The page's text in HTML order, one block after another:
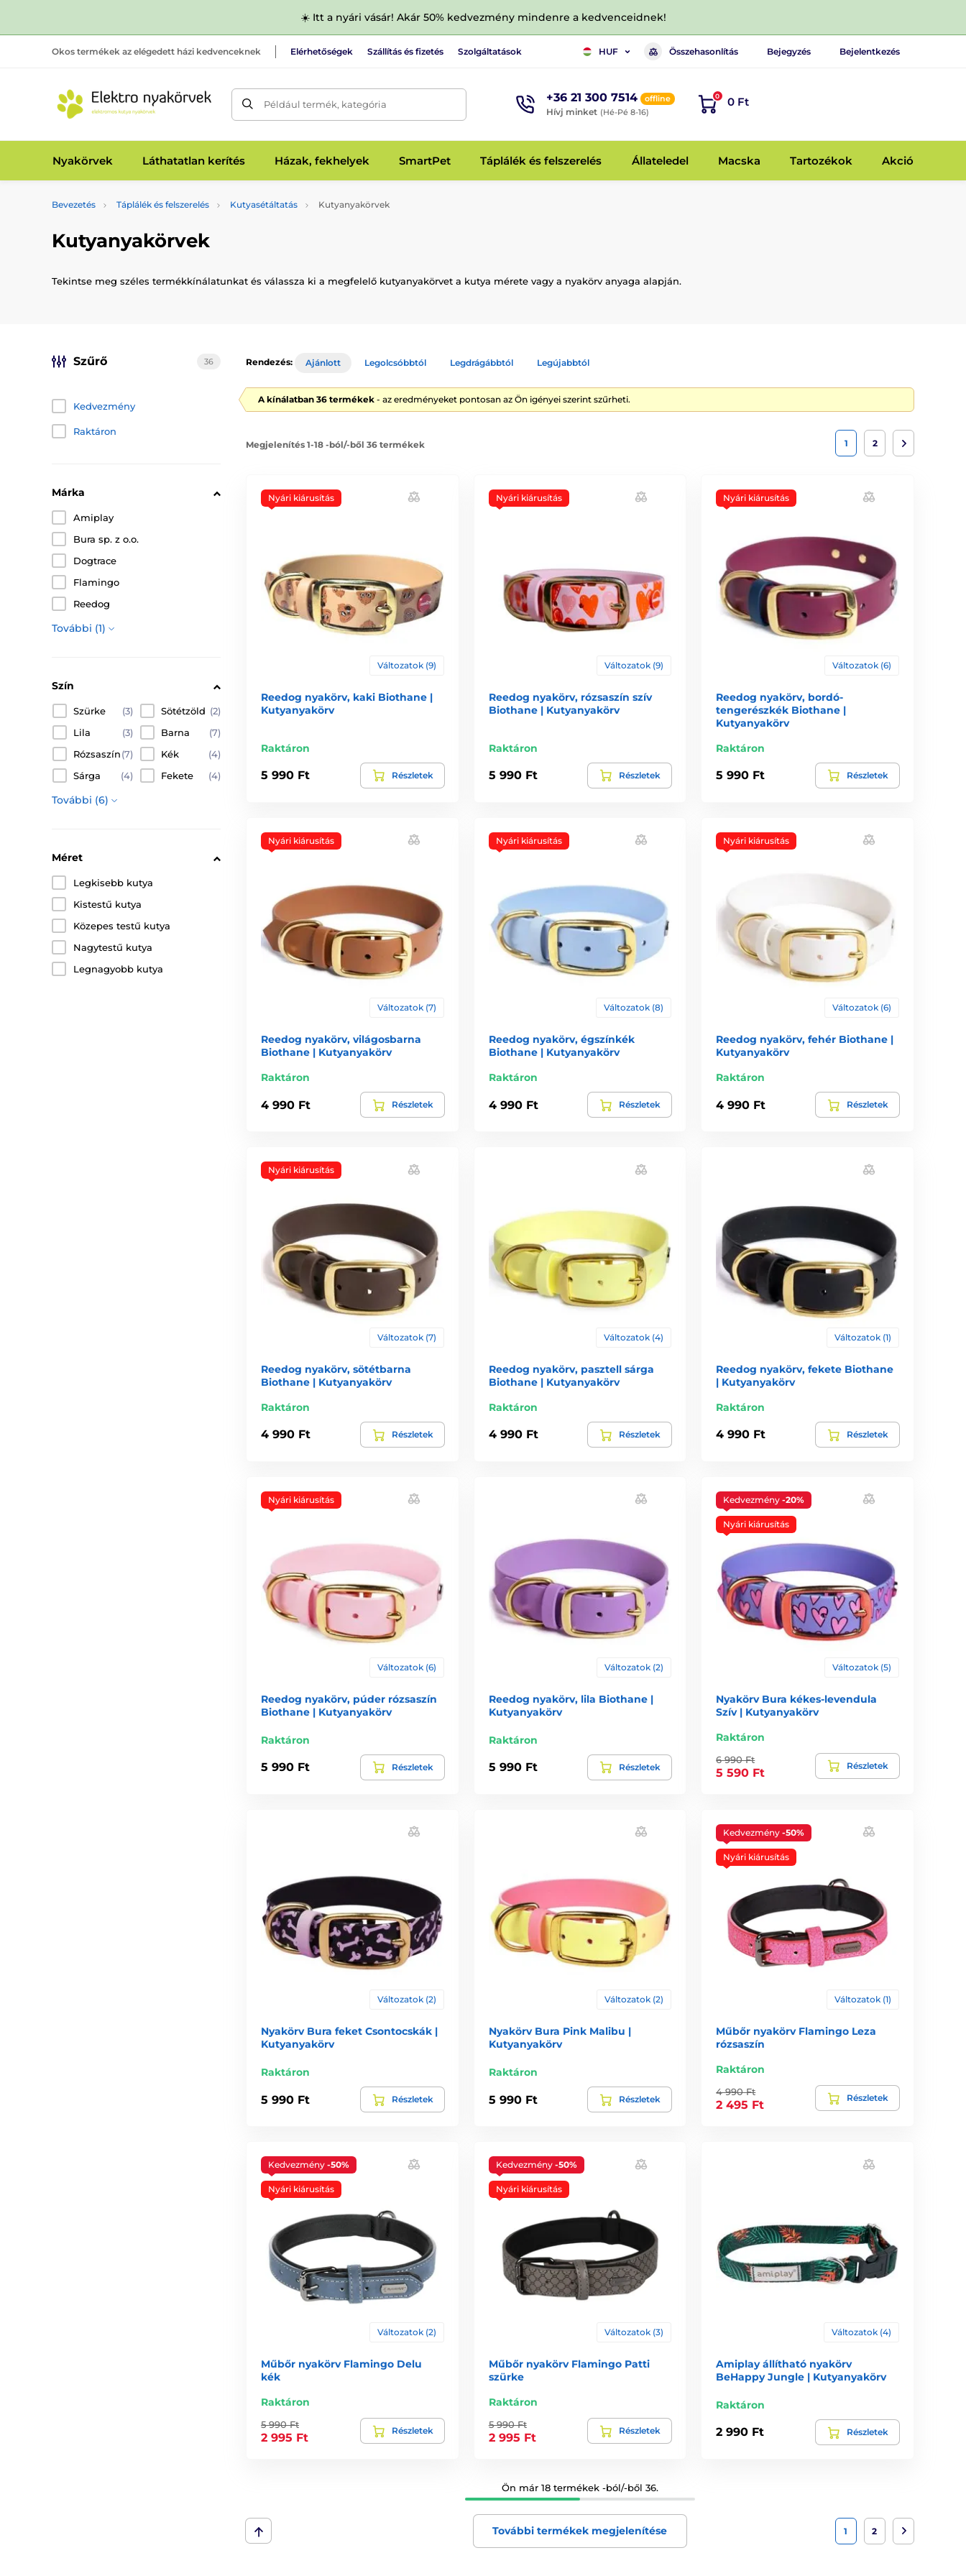
☀️ Itt a nyári vásár! Akár 50% kedvezmény mindenre a kedvenceidnek!
Okos termékek az elégedett házi kedvenceknek Elérhetőségek Szállítás és fizetés Szolgáltatások HUF Összehasonlítás Bejegyzés Bejelentkezés
Például termék, kategória +36 21 300 7514 offline
Hívj minket (Hé-Pé 8-16)
0 0 Ft
Nyakörvek Láthatatlan kerítés Házak, fekhelyek SmartPet Táplálék és felszerelés Állateledel Macska Tartozékok Akció
Bevezetés Táplálék és felszerelés Kutyasétáltatás Kutyanyakörvek
Kutyanyakörvek
Tekintse meg széles termékkínálatunkat és válassza ki a megfelelő kutyanyakörvet a kutya mérete vagy a nyakörv anyaga alapján.
Szűrő 36
Kedvezmény
Raktáron
Márka
Amiplay
Bura sp. z o.o.
Dogtrace
Flamingo
Reedog
További (1)
Szín
Szürke (3) Sötétzöld (2)
Lila
(3) Barna
(7)
Rózsaszín(7) Kék
(4)
Sárga
(4) Fekete (4)
További (6)
Méret
Legkisebb kutya
Kistestű kutya
Közepes testű kutya
Nagytestű kutya
Legnagyobb kutya
Rendezés: Ajánlott Legolcsóbbtól Legdrágábbtól Legújabbtól
A kínálatban 36 termékek - az eredményeket pontosan az Ön igényei szerint szűrheti.
Megjelenítés 1-18 -ból/-ből 36 termékek 1 2
Nyári kiárusítás
Változatok (9)
Reedog nyakörv, kaki Biothane |
Kutyanyakörv
Raktáron
5 990 Ft Részletek
Nyári kiárusítás
Változatok (9)
Reedog nyakörv, rózsaszín szív
Biothane | Kutyanyakörv
Raktáron
5 990 Ft Részletek
Nyári kiárusítás
Változatok (6)
Reedog nyakörv, bordó-
tengerészkék Biothane |
Kutyanyakörv
Raktáron
5 990 Ft Részletek
Nyári kiárusítás
Változatok (7)
Reedog nyakörv, világosbarna
Biothane | Kutyanyakörv
Raktáron
4 990 Ft Részletek
Nyári kiárusítás
Változatok (8)
Reedog nyakörv, égszínkék
Biothane | Kutyanyakörv
Raktáron
4 990 Ft Részletek
Nyári kiárusítás
Változatok (6)
Reedog nyakörv, fehér Biothane |
Kutyanyakörv
Raktáron
4 990 Ft Részletek
Nyári kiárusítás
Változatok (7)
Reedog nyakörv, sötétbarna
Biothane | Kutyanyakörv
Raktáron
4 990 Ft Részletek
Változatok (4)
Reedog nyakörv, pasztell sárga
Biothane | Kutyanyakörv
Raktáron
4 990 Ft Részletek
Változatok (1)
Reedog nyakörv, fekete Biothane
| Kutyanyakörv
Raktáron
4 990 Ft Részletek
Nyári kiárusítás
Változatok (6)
Reedog nyakörv, púder rózsaszín
Biothane | Kutyanyakörv
Raktáron
5 990 Ft Részletek
Változatok (2)
Reedog nyakörv, lila Biothane |
Kutyanyakörv
Raktáron
5 990 Ft Részletek
Kedvezmény-20%
Nyári kiárusítás
Változatok (5)
Nyakörv Bura kékes-levendula
Szív | Kutyanyakörv
Raktáron
6 990 Ft
5 590 Ft
Részletek
Változatok (2)
Nyakörv Bura feket Csontocskák |
Kutyanyakörv
Raktáron
5 990 Ft Részletek
Változatok (2)
Nyakörv Bura Pink Malibu |
Kutyanyakörv
Raktáron
5 990 Ft Részletek
Kedvezmény-50%
Nyári kiárusítás
Változatok (1)
Műbőr nyakörv Flamingo Leza
rózsaszín
Raktáron
4 990 Ft
2 495 Ft
Részletek
Kedvezmény -50%
Nyári kiárusítás
Változatok (2)
Műbőr nyakörv Flamingo Delu
kék
Raktáron
5 990 Ft
2 995 Ft
Részletek
Kedvezmény -50%
Nyári kiárusítás
Változatok (3)
Műbőr nyakörv Flamingo Patti
szürke
Raktáron
5 990 Ft
2 995 Ft
Részletek
Változatok (4)
Amiplay állítható nyakörv
BeHappy Jungle | Kutyanyakörv
Raktáron
2 990 Ft Részletek
Ön már 18 termékek -ból/-ből 36.
További termékek megjelenítése 1 2